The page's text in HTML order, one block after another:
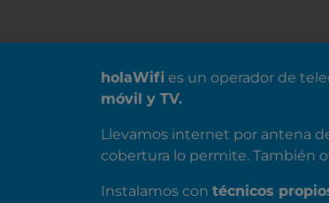
holaWifi es un operador de
móvil y TV.
Llevamos internet por antena
cobertura lo permite. También
Instalamos con técnicos